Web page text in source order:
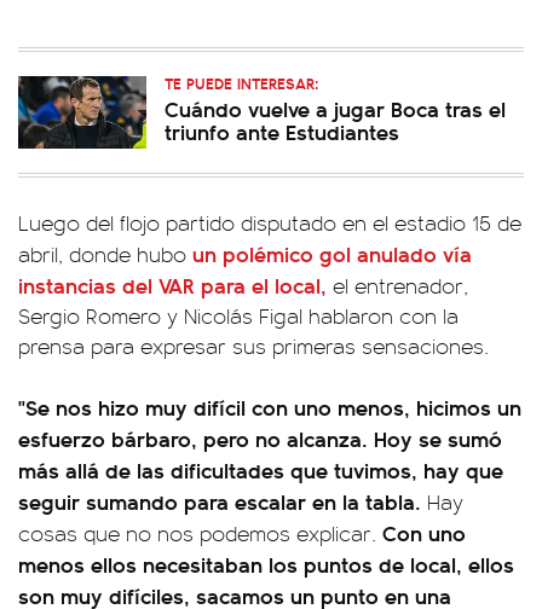
TE PUEDE INTERESAR:
Cuándo vuelve a jugar Boca tras el
triunfo ante Estudiantes
Luego del flojo partido disputado en el estadio 15 de
abril, donde hubo un polémico gol anulado vía
instancias del VAR para el local, el entrenador,
Sergio Romero y Nicolás Figal hablaron con la
prensa para expresar sus primeras sensaciones.
"Se nos hizo muy difícil con uno menos, hicimos un
esfuerzo bárbaro, pero no alcanza. Hoy se sumó
más allá de las dificultades que tuvimos, hay que
seguir sumando para escalar en la tabla. Hay
cosas que no nos podemos explicar. Con uno
menos ellos necesitaban los puntos de local, ellos
son muy difíciles, sacamos un punto en una